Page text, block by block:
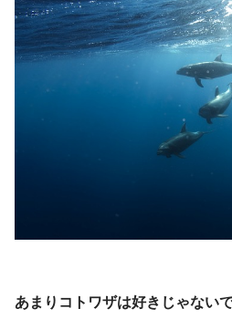
あまりコトワザは好きじゃない